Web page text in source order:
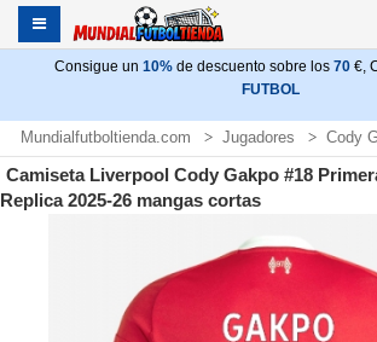
Consigue un 10% de descuento sobre los 70 €,
FUTBOL
Mundialfutboltienda.com Jugadores Cody
Camiseta Liverpool Cody Gakpo #18
Replica 2025-26 mangas cortas